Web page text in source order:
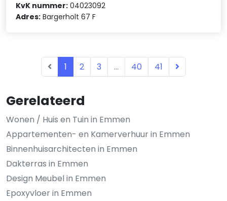
Gerelateerd
Wonen / Huis en Tuin in Emmen
Appartementen- en Kamerverhuur in Emmen
Binnenhuisarchitecten in Emmen
Dakterras in Emmen
Design Meubel in Emmen
Epoxyvloer in Emmen
KvK nummer: 04023092
Adres: Bargerholt 67 F
1 2 3 ... 40 41